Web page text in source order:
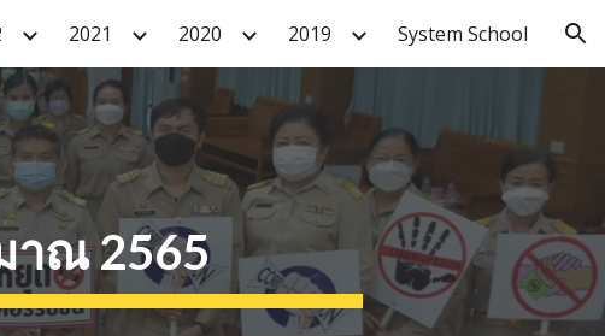
navigation2021 2020 2019 System School
าณ 2565